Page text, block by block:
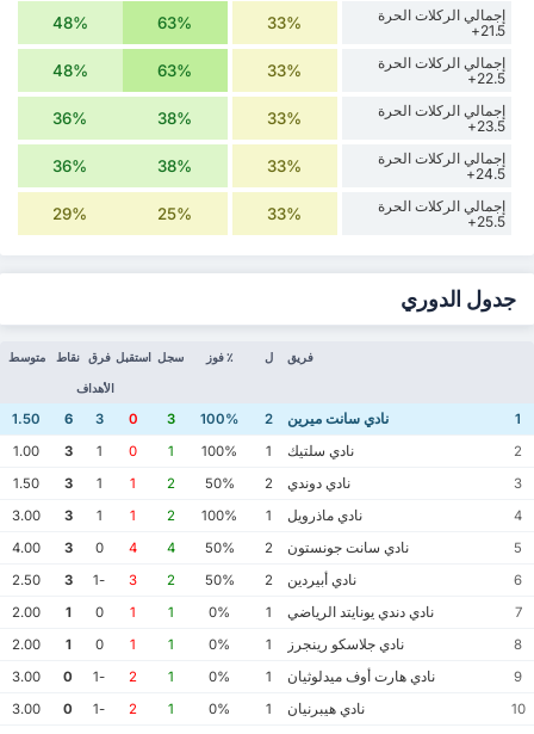
إجمالي الركلات الحرة
21.5+
33%
63%
48%
إجمالي الركلات الحرة
22.5+
33%
63%
48%
إجمالي الركلات الحرة
23.5+
33%
38%
36%
إجمالي الركلات الحرة
24.5+
33%
38%
36%
إجمالي الركلات الحرة
25.5+
33%
25%
29%
جدول الدوري
فريق ل ٪ فوز سجل استقبل فرق
الأهداف
نقاط متوسط
1 نادي سانت ميرين 2
100%
3
0
3
6
1.50
2
نادي سلتيك 1
100%
1
0
1
3
1.00
3
نادي دوندي 2
50%
2
1
1
3
1.50
4
نادي ماذرويل 1
100%
2
1
1
3
3.00
5
نادي سانت جونستون 2
50%
4
4
0
3
4.00
6
نادي أبيردين 2
50%
2
3
-1
3
2.50
7
نادي دندي يونايتد الرياضي 1
0%
1
1
0
1
2.00
8
نادي جلاسكو رينجرز 1
0%
1
1
0
1
2.00
9
نادي هارت أوف ميدلوثيان 1
0%
1
2
-1
0
3.00
10
نادي هيبرنيان 1
0%
1
2
-1
0
3.00